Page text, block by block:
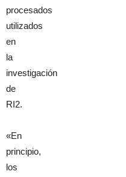
procesados
​​utilizados
en
la
investigación
de
RI2.
«En
principio,
los